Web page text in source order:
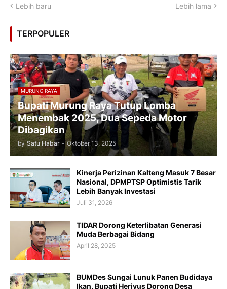
Lebih baru Lebih lama
TERPOPULER
MURUNG RAYA
Bupati Murung Raya Tutup Lomba
Menembak 2025, Dua Sepeda Motor
Dibagikan
by Satu Habar - Oktober 13, 2025
Kinerja Perizinan Kalteng Masuk 7 Besar
Nasional, DPMPTSP Optimistis Tarik
Lebih Banyak Investasi
Juli 31, 2026
TIDAR Dorong Keterlibatan Generasi
Muda Berbagai Bidang
April 28, 2025
BUMDes Sungai Lunuk Panen Budidaya
Ikan, Bupati Heriyus Dorong Desa